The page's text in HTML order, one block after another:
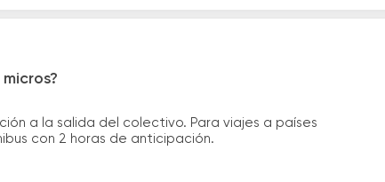
a la salida del colectivo. Para viajes a países
con 2 horas de anticipación.